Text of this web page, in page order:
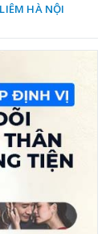
HÀ NỘI